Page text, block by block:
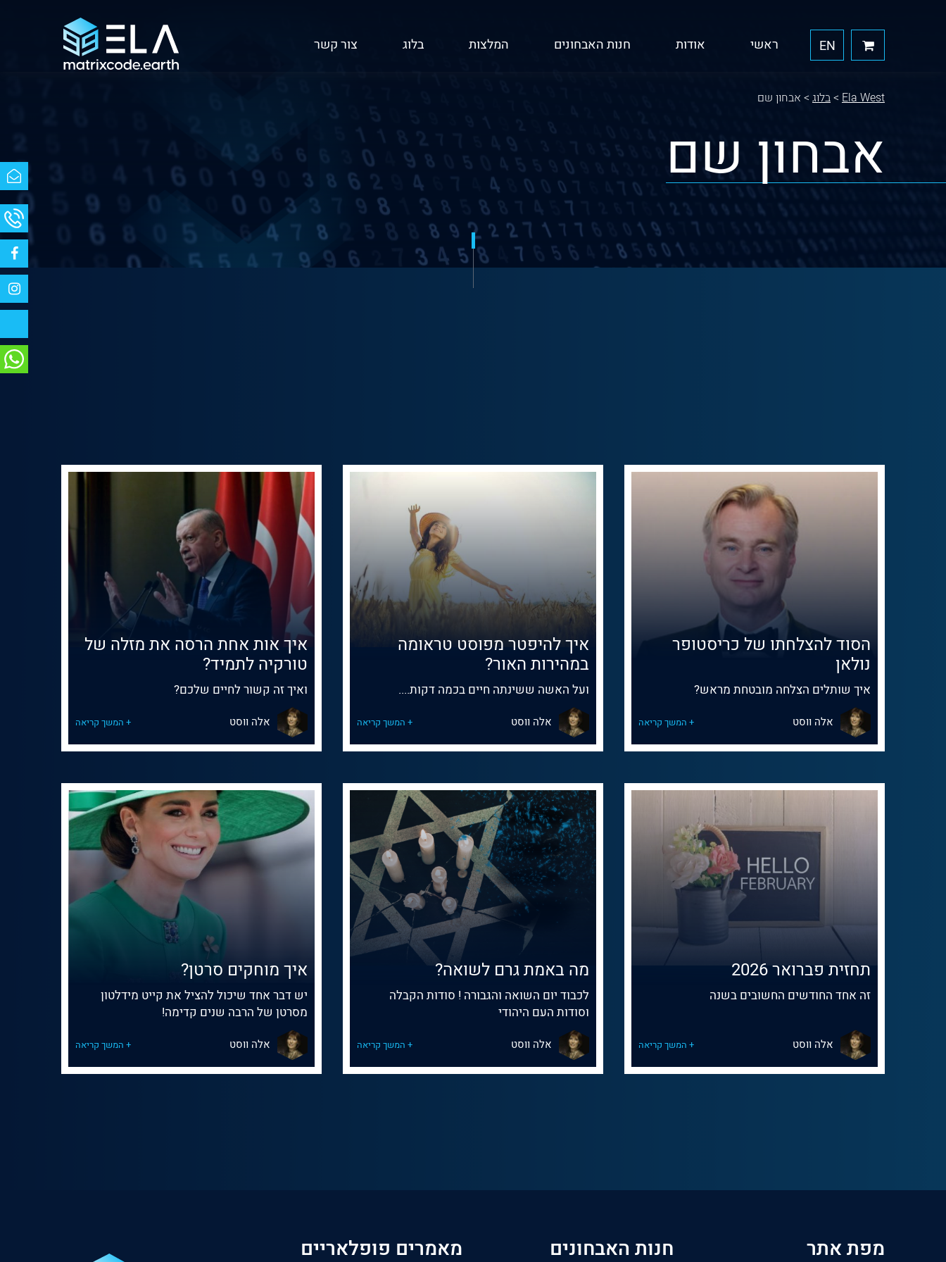
EN ראשי אודות חנות האבחונים המלצות בלוג צור קשר
Ela West
>בלוג > אבחון שם
אבחון שם
הסוד להצלחתו של כריסטופר
נולאן
איך שותלים הצלחה מובטחת מראש?
אלה ווסט + המשך קריאה
איך להיפטר מפוסט טראומה
במהירות האור?
ועל האשה ששינתה חיים בכמה דקות....
אלה ווסט + המשך קריאה
איך אות אחת הרסה את מזלה של
טורקיה לתמיד?
ואיך זה קשור לחיים שלכם?
אלה ווסט + המשך קריאה
תחזית פברואר 2026
זה אחד החודשים החשובים בשנה
אלה ווסט + המשך קריאה
מה באמת גרם לשואה?
לכבוד יום השואה והגבורה ! סודות הקבלה
וסודות העם היהודי
אלה ווסט + המשך קריאה
איך מוחקים סרטן?
יש דבר אחד שיכול להציל את קייט מידלטון
מסרטן של הרבה שנים קדימה!
אלה ווסט + המשך קריאה
מפת אתר חנות האבחונים מאמרים פופלאריים